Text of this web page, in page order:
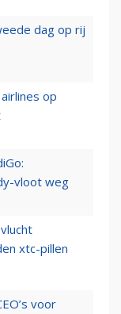
dag op rij
op
vloot weg
xtc-pillen
voor